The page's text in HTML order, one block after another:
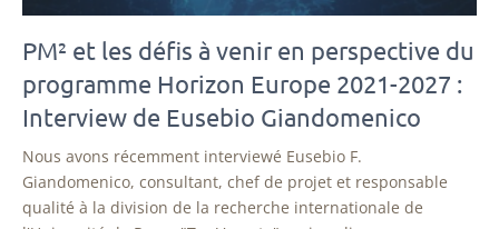
PM² et les défis à venir en perspective du
programme Horizon Europe 2021-2027 :
Interview de Eusebio Giandomenico
Nous avons récemment interviewé Eusebio F.
Giandomenico, consultant, chef de projet et responsable
qualité à la division de la recherche internationale de